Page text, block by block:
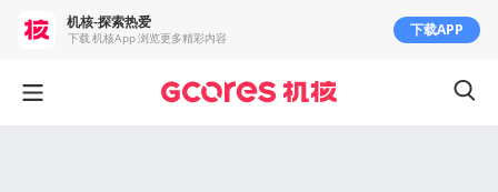
机核-探索热爱
下载 机核App 浏览更多精彩内容 下载APP